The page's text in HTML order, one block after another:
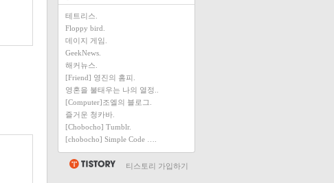
테트리스.
Floppy bird.
데이지 게임.
GeekNews.
해커뉴스.
[Friend] 영진의 홈피.
영혼을 불태우는 나의 열정..
[Computer]조엘의 블로그.
즐거운 청카바.
[Chobocho] Tumblr.
[chobocho] Simple Code ….
티스토리 가입하기